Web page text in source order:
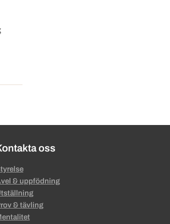
oss
& uppfödning
& tävling